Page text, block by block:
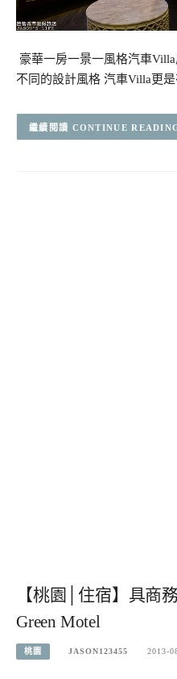
豪華一房一景一風格汽車
不同的設計風格 汽車Villa更
CONTINUE
【桃園│住宿】具商
Green Motel
桃園 JASON123455 2013-